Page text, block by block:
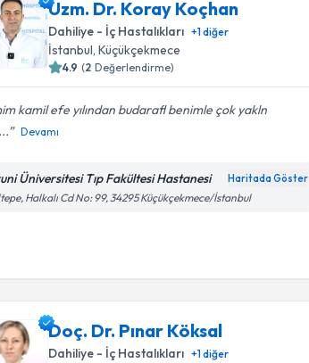
Uzm. Dr. Koray Koçhan
Dahiliye - İç Hastalıkları +1diğer
İstanbul ,Küçükçekmece
4.9 (2 Değerlendirme)
kamil efe yılından budarafl benimle çok yakln
Devamı
Üniversitesi Tıp Fakültesi Hastanesi Haritada Göster
Halkalı Cd No: 99, 34295 Küçükçekmece/İstanbul
Doç. Dr. Pınar Köksal
Dahiliye - İç Hastalıkları +1diğer